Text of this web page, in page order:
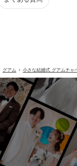
グアム 小さな結婚式 グアムチャ